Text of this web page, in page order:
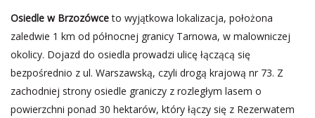
Osiedle w Brzozówceto wyjątkowa lokalizacja, położona
zaledwie 1 km od północnej granicy Tarnowa, w malowniczej
okolicy. Dojazd do osiedla prowadzi ulicę łączącą się
bezpośrednio z ul. Warszawską, czyli drogą krajową nr 73. Z
zachodniej strony osiedle graniczy z rozległym lasem o
powierzchni ponad 30 hektarów, który łączy się z Rezerwatem